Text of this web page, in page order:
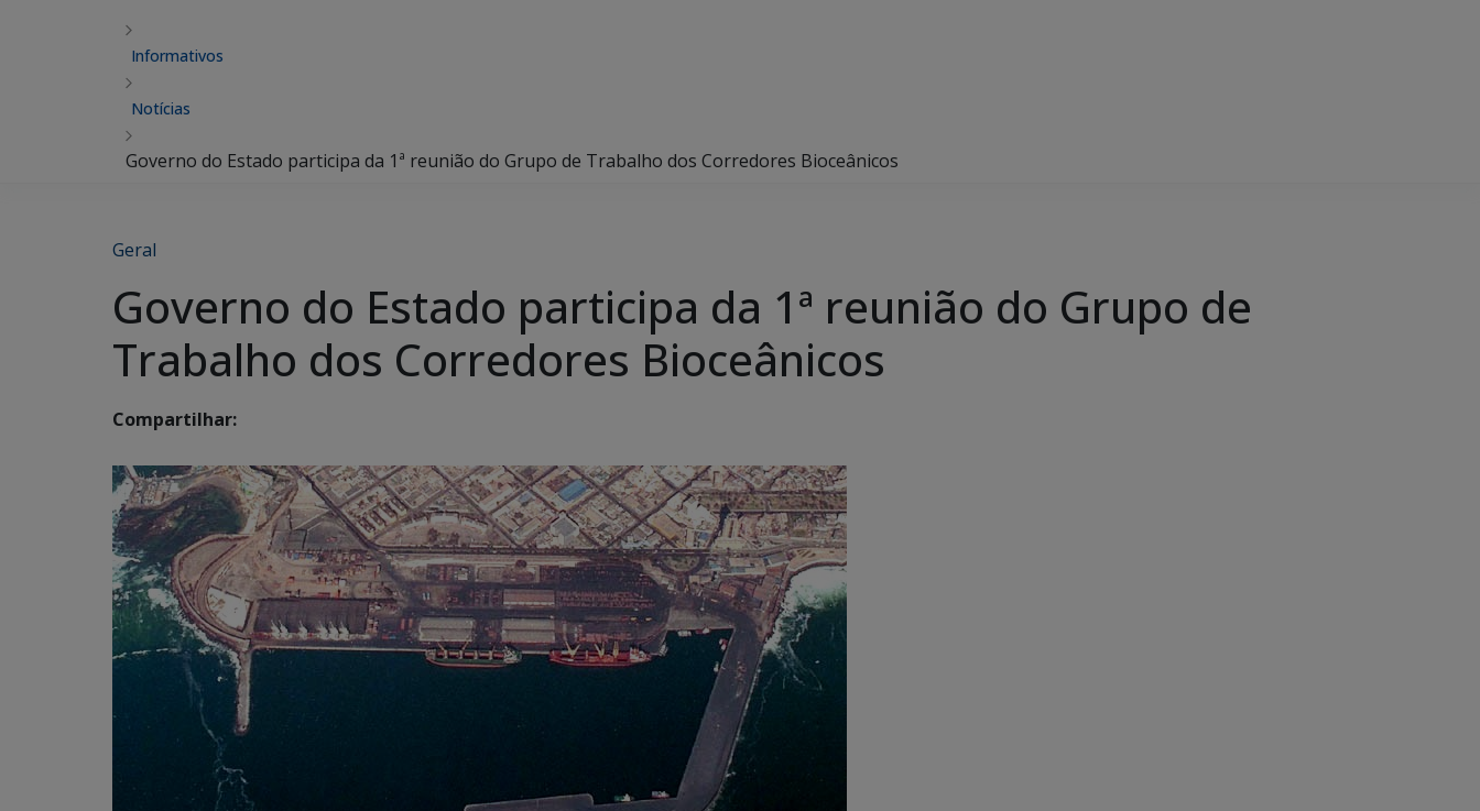
Informativos
Notícias
Governo do Estado participa da 1ª reunião do Grupo de Trabalho dos Corredores Bioceânicos
Geral
Governo do Estado participa da 1ª reunião do Grupo de
Trabalho dos Corredores Bioceânicos
Compartilhar: